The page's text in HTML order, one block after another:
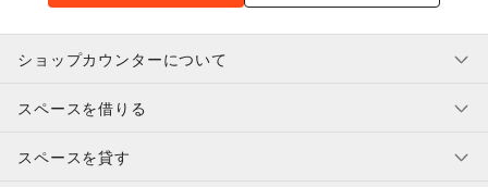
ショップカウンターについて
利用規約・ガイドライン
特定商取引法に基づく表示
スペースを借りる
スペースを借りたい人へ
スペースを貸す